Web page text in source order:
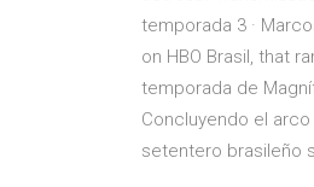
temporada 3 ·
on HBO Brasil, that
temporada de
Concluyendo el
setentero brasileño